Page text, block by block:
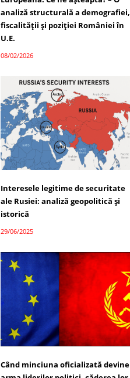
analiză structurală a demografiei,
fiscalității și poziției României în
U.E.
08/02/2026
Interesele legitime de securitate
ale Rusiei: analiză geopolitică și
istorică
29/06/2025
Când minciuna oficializată devine